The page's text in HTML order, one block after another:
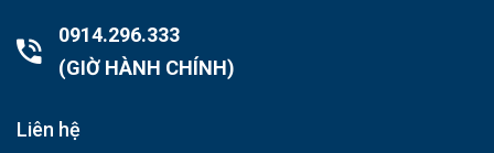
0914.296.333
(GIỜ HÀNH CHÍNH)
Liên hệ